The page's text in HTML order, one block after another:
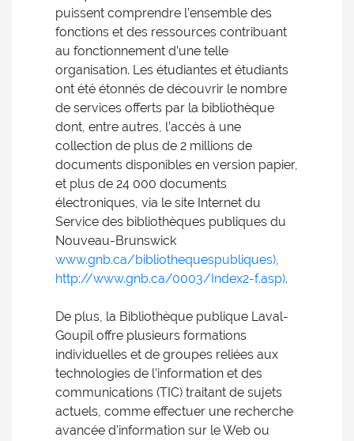
puissent comprendre l’ensemble des
fonctions et des ressources contribuant
au fonctionnement d’une telle
organisation. Les étudiantes et étudiants
ont été étonnés de découvrir le nombre
de services offerts par la bibliothèque
dont, entre autres, l’accès à une
collection de plus de 2 millions de
documents disponibles en version papier,
et plus de 24 000 documents
électroniques, via le site Internet du
Service des bibliothèques publiques du
Nouveau-Brunswick
www.gnb.ca/bibliothequespubliques),
http://www.gnb.ca/0003/Index2-f.asp).
De plus, la Bibliothèque publique Laval-
Goupil offre plusieurs formations
individuelles et de groupes reliées aux
technologies de l’information et des
communications (TIC) traitant de sujets
actuels, comme effectuer une recherche
avancée d’information sur le Web ou